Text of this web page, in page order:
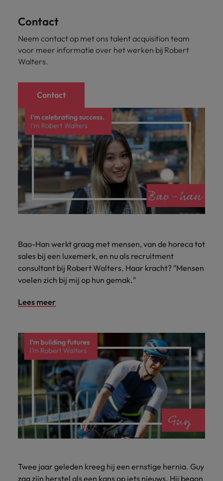
Contact
Neem contact op met ons talent acquisition team
voor meer informatie over het werken bij Robert
Walters.
Contact
Bao-Han werkt graag met mensen, van de horeca tot
sales bij een luxemerk, en nu als recruitment
consultant bij Robert Walters. Haar kracht? "Mensen
voelen zich bij mij op hun gemak."
Lees meer
Twee jaar geleden kreeg hij een ernstige hernia. Guy
zag zijn herstel als een kans op iets nieuws. Hij begon